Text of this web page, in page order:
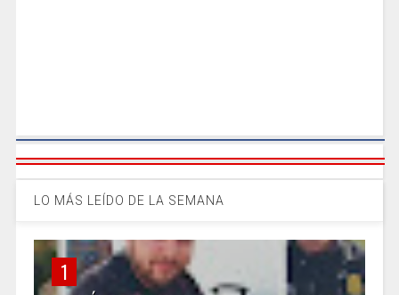
LO MÁS LEÍDO DE LA SEMANA
1